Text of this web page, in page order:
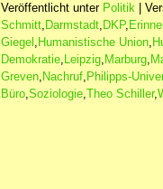
Veröffentlicht unter Politik
Schmitt, Darmstadt, DKP,
Giegel , Humanistische Union,
Demokratie, Leipzig, Marburg,
Greven, Nachruf, Philipps-
Büro,Soziologie,Theo Schiller,